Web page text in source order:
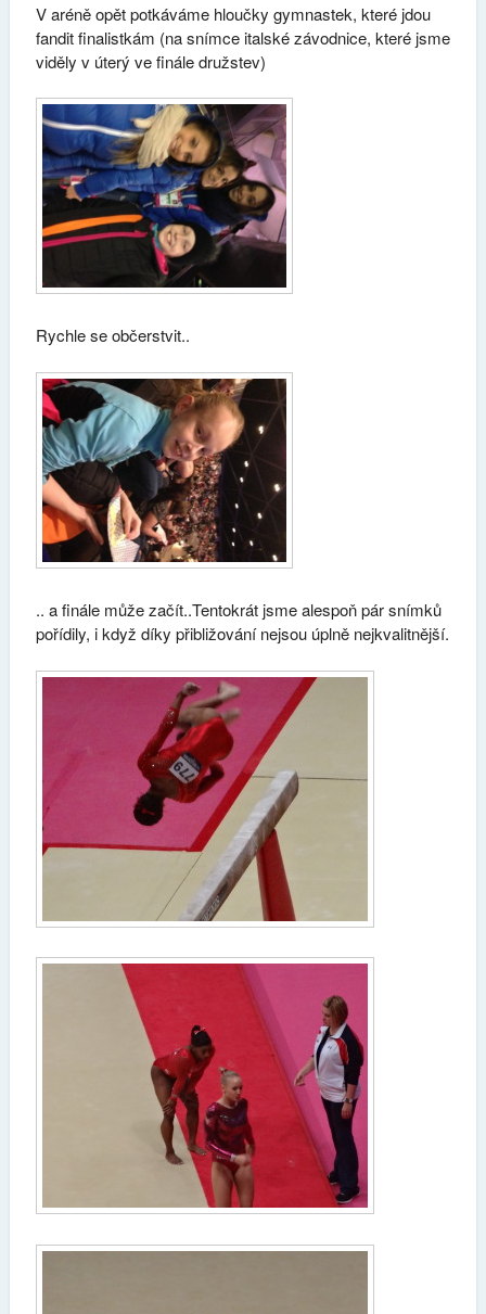
V aréně opět potkáváme hloučky gymnastek, které jdou
fandit finalistkám (na snímce italské závodnice, které jsme
viděly v úterý ve finále družstev)
Rychle se občerstvit..
.. a finále může začít..Tentokrát jsme alespoň pár snímků
pořídily, i když díky přibližování nejsou úplně nejkvalitnější.